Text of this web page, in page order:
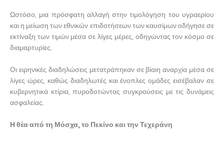
Ωστόσο, μια πρόσφατη αλλαγή στην τιμολόγηση του υγραερίου
και η μείωση των εθνικών επιδοτήσεων των καυσίμων οδήγησε σε
εκτίναξη των τιμών μέσα σε λίγες μέρες, οδηγώντας τον κόσμο σε
διαμαρτυρίες.
Οι ειρηνικές διαδηλώσεις μετατράπηκαν σε βίαιη αναρχία μέσα σε
λίγες ώρες, καθώς διαδηλωτές και ένοπλες ομάδες εισέβαλαν σε
κυβερνητικά κτίρια, πυροδοτώντας συγκρούσεις με τις δυνάμεις
ασφαλείας.
Η θέα από τη Μόσχα, το Πεκίνο και την Τεχεράνη